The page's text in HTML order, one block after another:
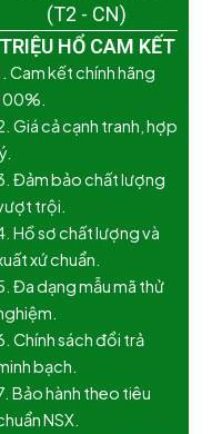
(T2 - CN)
TRIỆU HỔ CAM KẾT
Cam kết chính hãng
Giá cả cạnh tranh, hợp
Đảm bảo chất lượng
trội.
Hồ sơ chất lượng và
xứ chuẩn.
Đa dạng mẫu mã thử
Chính sách đổi trả
bạch.
Bảo hành theo tiêu
NSX.